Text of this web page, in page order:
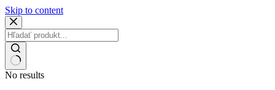
Skip to content
No results